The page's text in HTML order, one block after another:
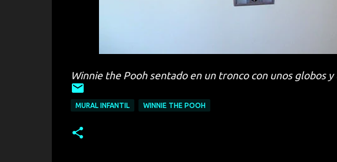
Winnie the Pooh sentado en un tronco con unos globos
MURAL INFANTIL WINNIE THE POOH